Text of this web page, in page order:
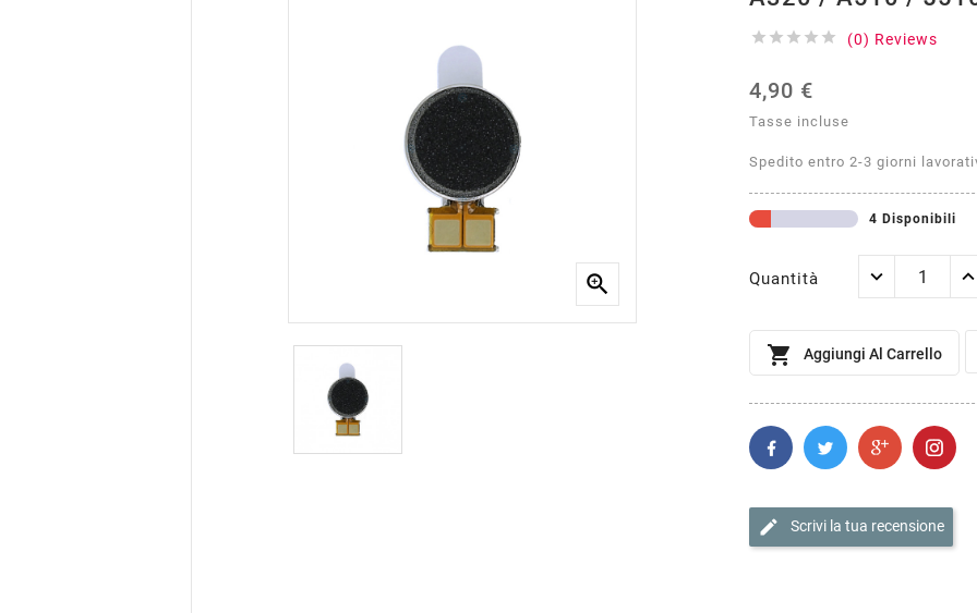

     (0) Reviews
4,90 €
Tasse incluse
Spedito entro 2-3 giorni
4 Disponibili
Quantità
 Aggiungi Al Carrello
edit Scrivi la tua recensione